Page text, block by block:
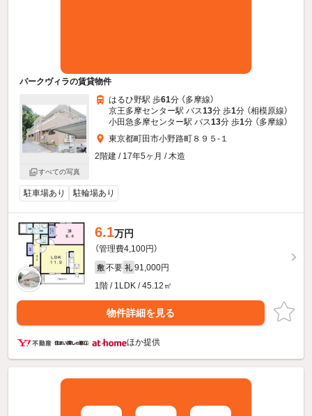
パークヴィラの賃貸物件
すべての写真
はるひ野駅 歩61分 （多摩線）
京王多摩センター駅 バス13分 歩1分 （相模原線）
小田急多摩センター駅 バス13分 歩1分 （多摩線）
東京都町田市小野路町８９５-１
2階建 / 17年5ヶ月 / 木造
駐車場あり 駐輪場あり
6.1万円
（管理費4,100円）
敷 不要 礼 91,000円
1階 / 1LDK / 45.12㎡
物件詳細を見る
ほか提供